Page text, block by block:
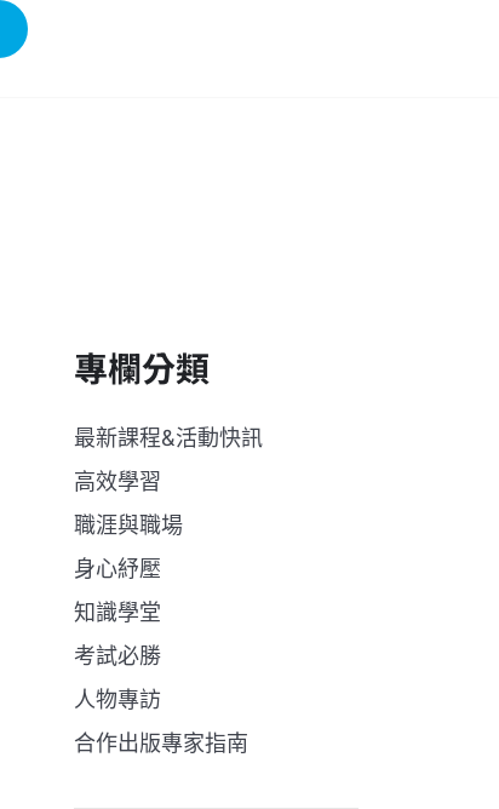
專欄分類
最新課程&活動快訊
高效學習
職涯與職場
身心紓壓
知識學堂
考試必勝
人物專訪
合作出版專家指南